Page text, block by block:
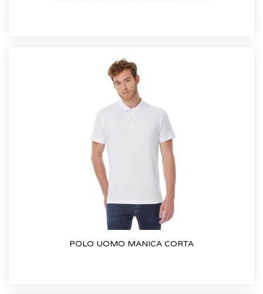
POLO UOMO MANICA CORTA